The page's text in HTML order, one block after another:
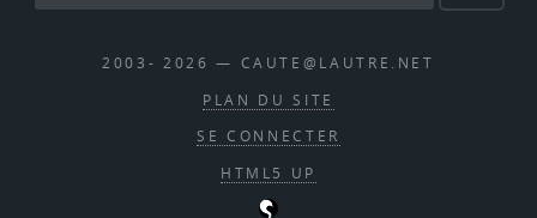
2003- 2026 — CAUTE@LAUTRE.NET
PLAN DU SITE
SE CONNECTER
HTML5 UP